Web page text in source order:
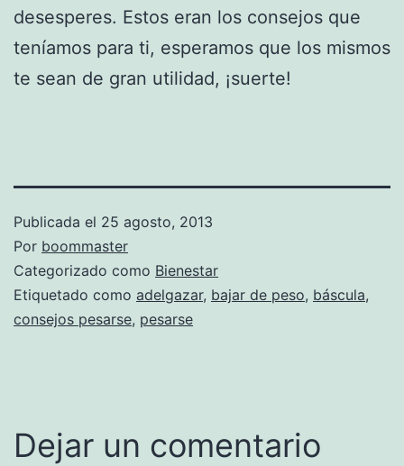
desesperes. Estos eran los consejos que
teníamos para ti, esperamos que los mismos
te sean de gran utilidad, ¡suerte!
Publicada el 25 agosto, 2013
Por boommaster
Categorizado como Bienestar
Etiquetado como adelgazar, bajar de peso, báscula,
consejos pesarse, pesarse
Dejar un comentario